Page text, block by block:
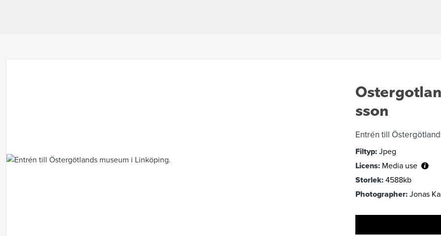
sson
Entrén till
Filtyp: Jpeg
Licens: Media use
Storlek: 4588kb
Photographer: Jonas